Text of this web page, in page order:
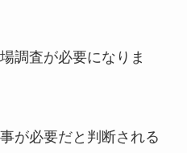
調査が必要になりま
が必要だと判断される